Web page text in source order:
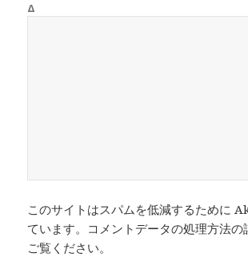
Δ
このサイトはスパムを低減するために
ています。 コメントデータの処理方法の
ご覧ください。